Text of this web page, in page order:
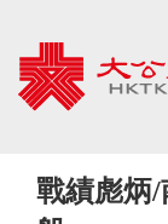
戰績彪炳